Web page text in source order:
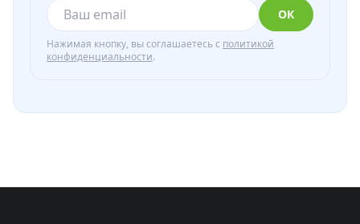
ОК
Нажимая кнопку, вы соглашаетесь с политикой
конфиденциальности.